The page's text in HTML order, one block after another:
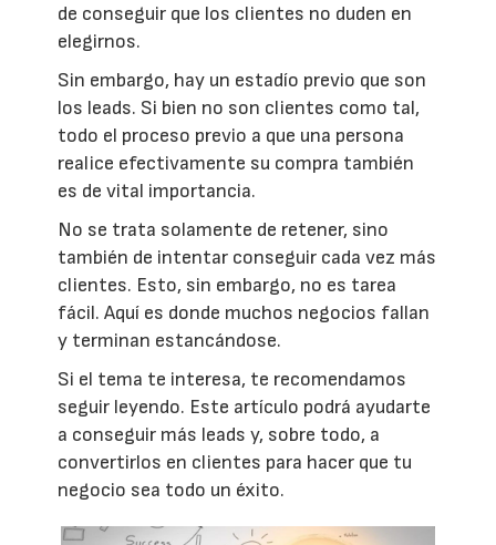
de conseguir que los clientes no duden en
elegirnos.
Sin embargo, hay un estadío previo que son
los leads. Si bien no son clientes como tal,
todo el proceso previo a que una persona
realice efectivamente su compra también
es de vital importancia.
No se trata solamente de retener, sino
también de intentar conseguir cada vez más
clientes. Esto, sin embargo, no es tarea
fácil. Aquí es donde muchos negocios fallan
y terminan estancándose.
Si el tema te interesa, te recomendamos
seguir leyendo. Este artículo podrá ayudarte
a conseguir más leads y, sobre todo, a
convertirlos en clientes para hacer que tu
negocio sea todo un éxito.